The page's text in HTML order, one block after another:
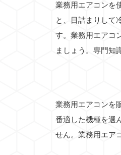
業務用エアコンを
と、目詰まりして
す。業務用エアコ
ましょう。専門知
業務用エアコンを
番適した機種を選
せん。業務用エア